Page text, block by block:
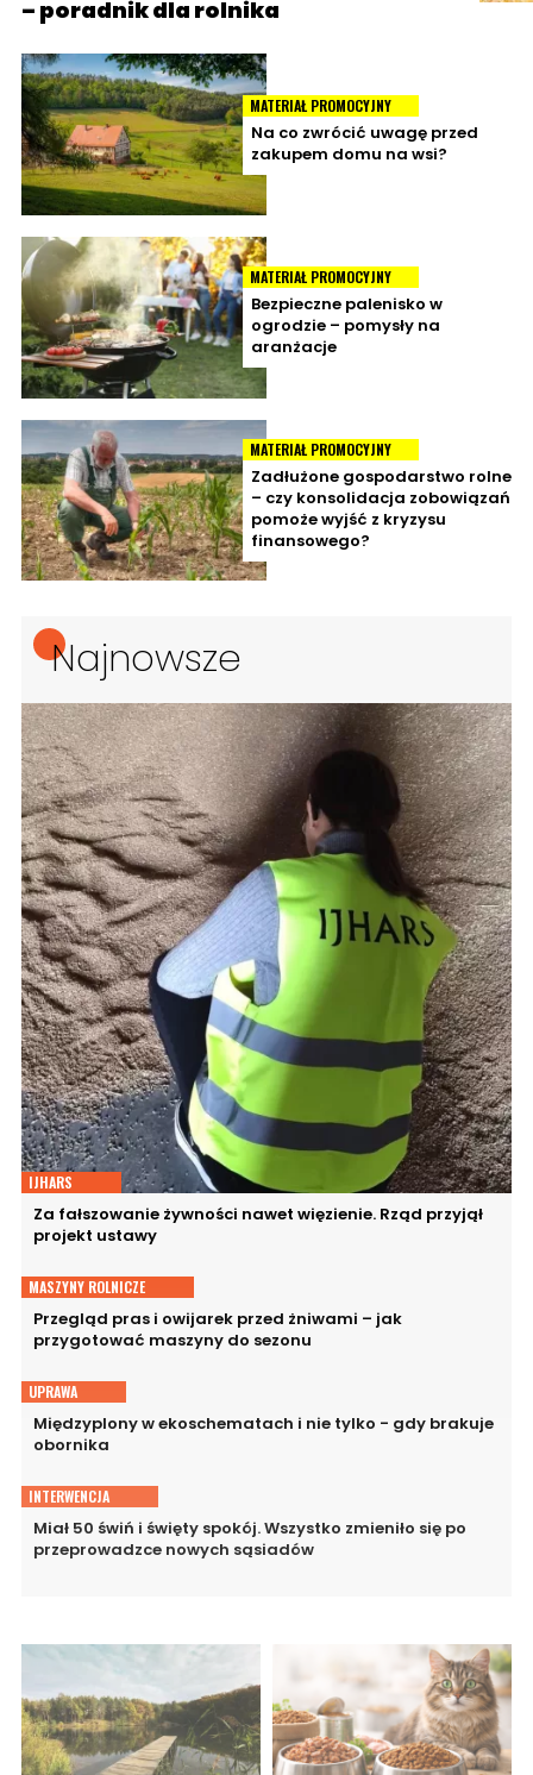
– poradnik dla rolnika
MATERIAŁ PROMOCYJNY
Na co zwrócić uwagę przed
zakupem domu na wsi?
MATERIAŁ PROMOCYJNY
Bezpieczne palenisko w
ogrodzie – pomysły na
aranżacje
MATERIAŁ PROMOCYJNY
Zadłużone gospodarstwo rolne
– czy konsolidacja zobowiązań
pomoże wyjść z kryzysu
finansowego?
Najnowsze
IJHARS
Za fałszowanie żywności nawet więzienie. Rząd przyjął
projekt ustawy
MASZYNY ROLNICZE
Przegląd pras i owijarek przed żniwami – jak
przygotować maszyny do sezonu
UPRAWA
Międzyplony w ekoschematach i nie tylko - gdy brakuje
obornika
INTERWENCJA
Miał 50 świń i święty spokój. Wszystko zmieniło się po
przeprowadzce nowych sąsiadów